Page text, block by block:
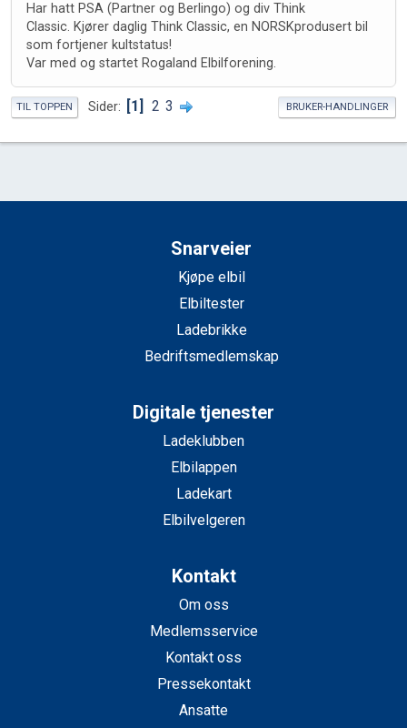
Har hatt PSA (Partner og Berlingo) og div Think
Classic. Kjører daglig Think Classic, en NORSKprodusert bil
som fortjener kultstatus!
Var med og startet Rogaland Elbilforening.
TIL TOPPEN Sider 1 2 3 BRUKER-HANDLINGER
Snarveier
Kjøpe elbil
Elbiltester
Ladebrikke
Bedriftsmedlemskap
Digitale tjenester
Ladeklubben
Elbilappen
Ladekart
Elbilvelgeren
Kontakt
Om oss
Medlemsservice
Kontakt oss
Pressekontakt
Ansatte